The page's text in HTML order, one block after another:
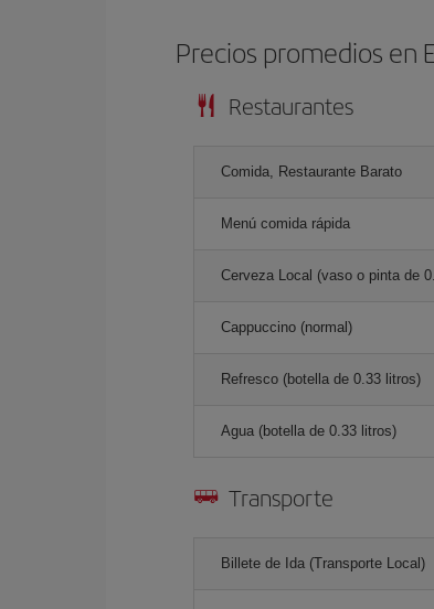
Precios promedios en
Restaurantes
Comida, Restaurante Barato
Menú comida rápida
Cerveza Local (vaso o pinta de
Cappuccino (normal)
Refresco (botella de 0.33 litros)
Agua (botella de 0.33 litros)
Transporte
Billete de Ida (Transporte Local)